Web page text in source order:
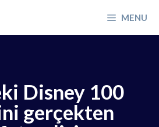
MENU
Disney 100
gerçekten